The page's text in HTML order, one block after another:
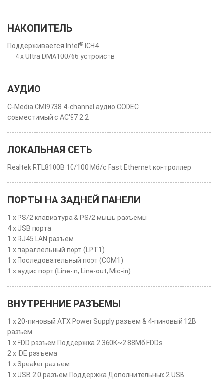
НАКОПИТЕЛЬ
Поддерживается Intel ® ICH4
4 x Ultra DMA100/66 устройств
АУДИО
C-Media CMI9738 4-channel аудио CODEC
совместимый с AC'97 2.2
ЛОКАЛЬНАЯ СЕТЬ
Realtek RTL8100B 10/100 Мб/с Fast Ethernet контроллер
ПОРТЫ НА ЗАДНЕЙ ПАНЕЛИ
1 x PS/2 клавиатура & PS/2 мышь разъемы
4 x USB порта
1 x RJ45 LAN разъем
1 x параллельный порт (LPT1)
1 x Последовательный порт (COM1)
1 x аудио порт (Line-in, Line-out, Mic-in)
ВНУТРЕННИЕ РАЗЪЕМЫ
1 x 20-пиновый ATX Power Supply разъем & 4-пиновый 12В
разъем
1 x FDD разъем Поддержка 2 360K~2.88Мб FDDs
2 x IDE разъема
1 x Speaker разъем
1 x USB 2.0 разъем Поддержка Дополнительных 2 USB